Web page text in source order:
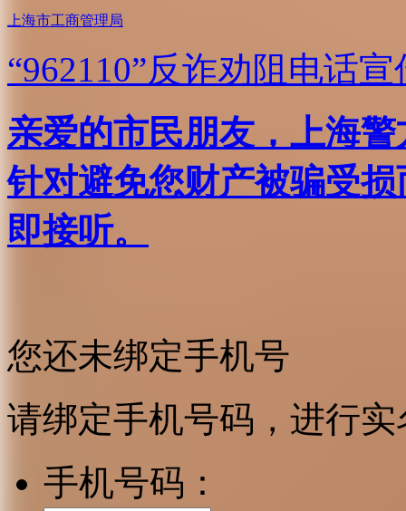
上海市工商管理局
“962110”反诈劝阻电话宣
亲爱的市民朋友，上海
针对避免您财产被骗受
即接听。
您还未绑定手机号
请绑定手机号码，进行
手机号码：